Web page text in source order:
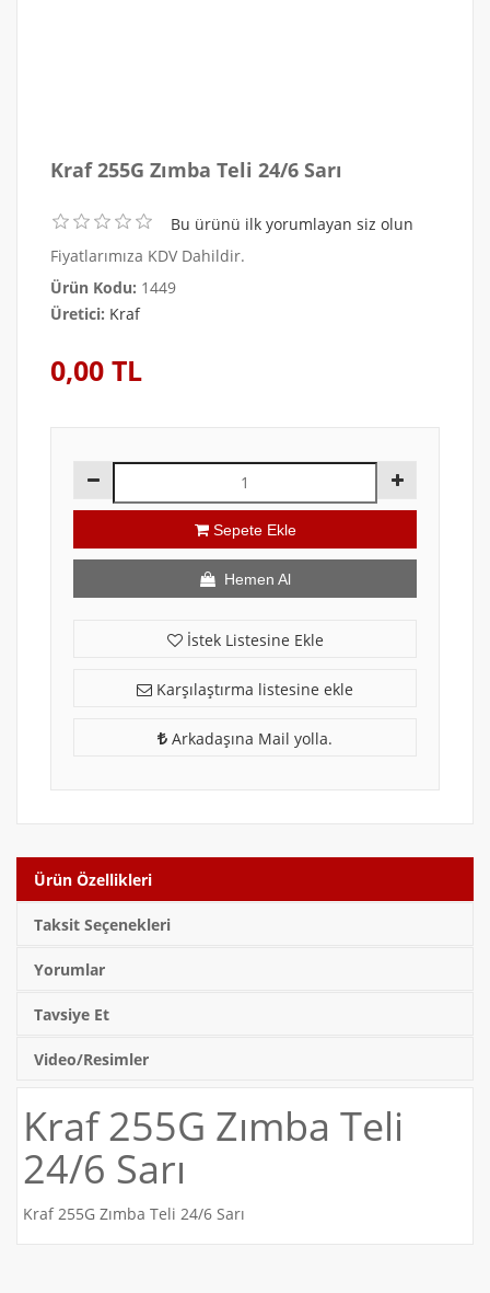
Kraf 255G Zımba Teli 24/6 Sarı
Bu ürünü ilk yorumlayan siz olun
Fiyatlarımıza KDV Dahildir.
Ürün Kodu: 1449
Üretici: Kraf
0,00 TL
Sepete Ekle
Hemen Al
İstek Listesine Ekle
Karşılaştırma listesine ekle
Arkadaşına Mail yolla.
Ürün Özellikleri
Taksit Seçenekleri
Yorumlar
Tavsiye Et
Video/Resimler
Kraf 255G Zımba Teli
24/6 Sarı
Kraf 255G Zımba Teli 24/6 Sarı